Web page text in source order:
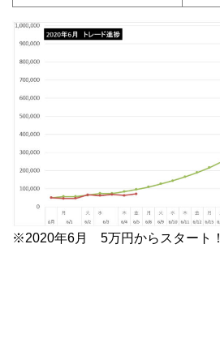
※2020年6月 5万円からスタート！